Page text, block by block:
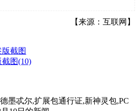
【来源：互联网】
图(10)
墨忒尔,扩展包通行证,新神灵包,PC